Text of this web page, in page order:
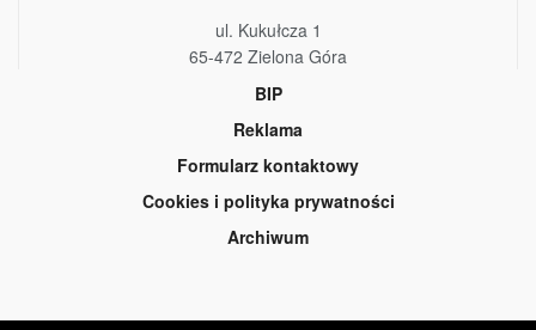
ul. Kukułcza 1
65-472 Zielona Góra
BIP
Reklama
Formularz kontaktowy
Cookies i polityka prywatności
Archiwum